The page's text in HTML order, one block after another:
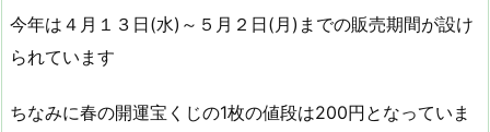
今年は４月１３日(水)～５月２日(月)までの販売期間が設け
られています
ちなみに春の開運宝くじの1枚の値段は200円となっていま